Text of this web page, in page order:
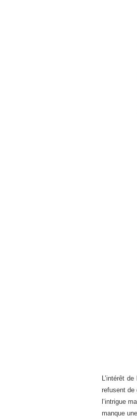
L’intérêt
refusent de
l’intrigue
manque